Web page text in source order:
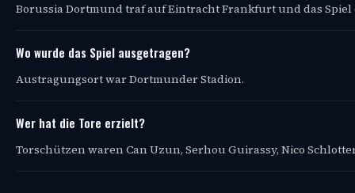
Borussia Dortmund traf auf Eintracht Frankfurt und das Spiel
Wo wurde das Spiel ausgetragen?
Austragungsort war Dortmunder Stadion.
Wer hat die Tore erzielt?
Torschützen waren Can Uzun, Serhou Guirassy, Nico